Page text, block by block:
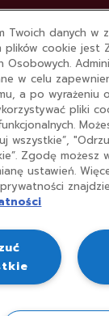
Danych
Ochrony
w Rejestrze
i
Rejestru
st.
Twoich danych w
plików cookie jest
Osobowych.
w celu
a po wyrażeniu
pliki
wszystkie”,
Zgodę możesz
ustawień.